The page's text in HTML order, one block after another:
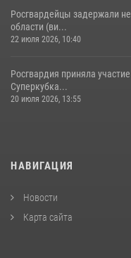
Росгвардейцы задержали
области (ви...
22 июля 2026, 10:40
Росгвардия приняла
Суперкубка...
20 июля 2026, 13:55
НАВИГАЦИЯ
Новости
Карта сайта